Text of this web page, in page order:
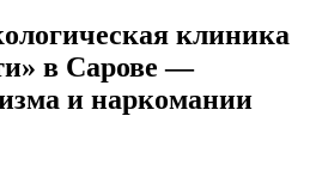
клиника
в Сарове —
и наркомании